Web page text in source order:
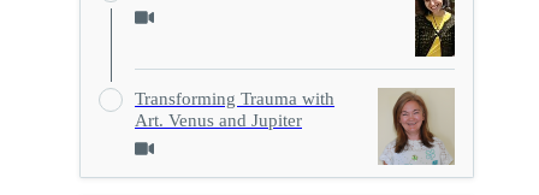
Transforming Trauma with
Art. Venus and Jupiter